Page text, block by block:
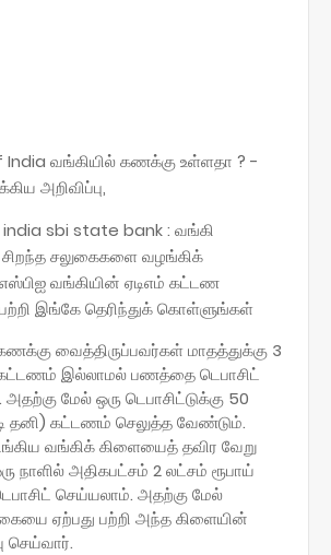
வங்கியில் கணக்கு உள்ளதா ? -
அறிவிப்பு,
sbi state bank : வங்கி
சலுகைகளை வழங்கிக்
வங்கியின் ஏடிஎம் கட்டண
இங்கே தெரிந்துக் கொள்ளுங்கள்
கணக்கு வைத்திருப்பவர்கள் மாதத்துக்கு 3
இல்லாமல் பணத்தை டெபாசிட்
அதற்கு மேல் ஒரு டெபாசிட்டுக்கு 50
தனி) கட்டணம் செலுத்த வேண்டும்.
வங்கிக் கிளையைத் தவிர வேறு
நாளில் அதிகபட்சம் 2 லட்சம் ரூபாய்
செய்யலாம். அதற்கு மேல்
ஏற்பது பற்றி அந்த கிளையின்
செய்வார்.